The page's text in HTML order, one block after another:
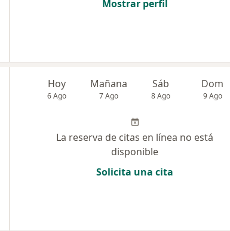
Mostrar perfil
Hoy
6 Ago
Mañana
7 Ago
Sáb
8 Ago
Dom
9 Ago
La reserva de citas en línea no está
disponible
Solicita una cita